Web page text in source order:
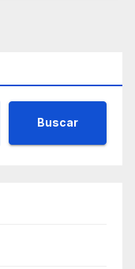
Buscar